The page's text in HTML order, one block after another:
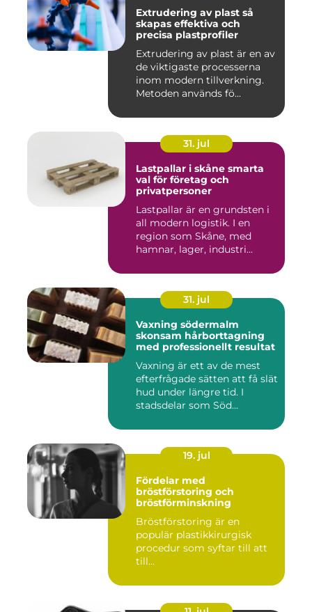
Extrudering av plast så
skapas effektiva och
precisa plastprofiler
Extrudering av plast är en av
de viktigaste processerna
inom modern tillverkning.
Metoden används fö...
31. jul
Lastpallar i skåne smarta
val för företag och
privatpersoner
Lastpallar är en grundsten i
all modern logistik. I en
region som Skåne, med
hamnar, lager, industri...
31. jul
Vaxning södermalm
skonsam hårborttagning
med professionellt resultat
Vaxning är ett av de mest
efterfrågade sätten att få slät
hud under längre tid. I
stadsdelar som Söd...
19. jul
Fördelar med
bröstförstoring och
bröstförminskning
Bröstförstoring är en
populär plastikkirurgisk
procedur som syftar till att
till...